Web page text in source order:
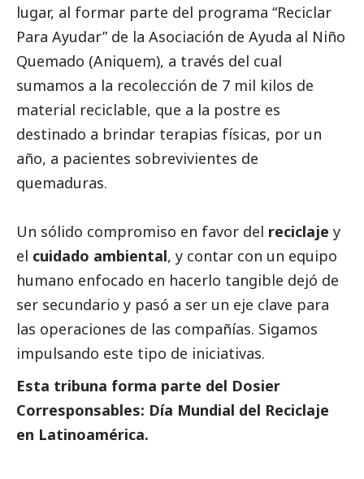
lugar, al formar parte del programa “Reciclar
Para Ayudar” de la Asociación de Ayuda al Niño
Quemado (Aniquem), a través del cual
sumamos a la recolección de 7 mil kilos de
material reciclable, que a la postre es
destinado a brindar terapias físicas, por un
año, a pacientes sobrevivientes de
quemaduras.
Un sólido compromiso en favor del reciclaje y
el cuidado ambiental, y contar con un equipo
humano enfocado en hacerlo tangible dejó de
ser secundario y pasó a ser un eje clave para
las operaciones de las compañías. Sigamos
impulsando este tipo de iniciativas.
Esta tribuna forma parte del Dosier
Corresponsables: Día Mundial del Reciclaje
en Latinoamérica.